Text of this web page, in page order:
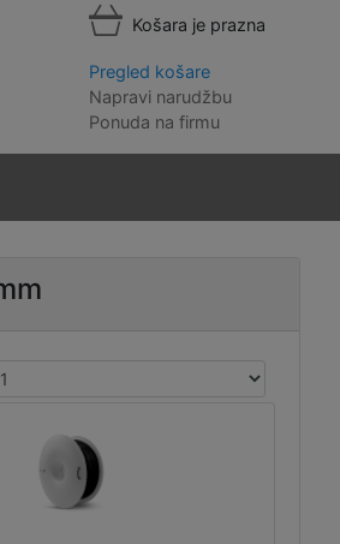
Košara je prazna
Pregled košare
Napravi narudžbu
Ponuda na firmu